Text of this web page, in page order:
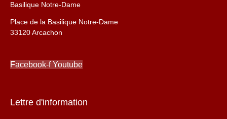
Basilique Notre-Dame
Place de la Basilique Notre-Dame
33120 Arcachon
Facebook-f Youtube
Lettre d'information